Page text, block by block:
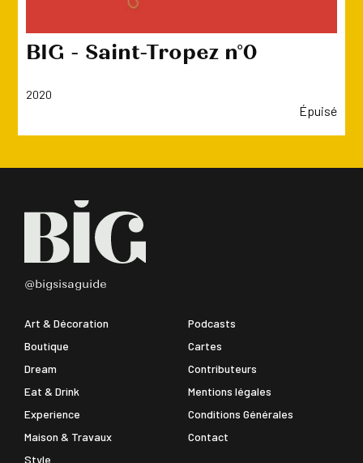
BIG - Saint-Tropez n°0
2020
Épuisé
@bigsisaguide
Art & Décoration
Boutique
Dream
Eat & Drink
Experience
Maison & Travaux
Style
Podcasts
Cartes
Contributeurs
Mentions légales
Conditions Générales
Contact